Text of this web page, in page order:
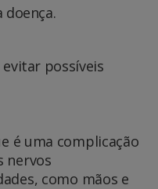
possíveis
é uma complicação
nervos
como mãos e